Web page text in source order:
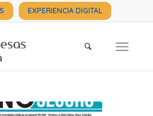
EXPERIENCIA DIGITAL